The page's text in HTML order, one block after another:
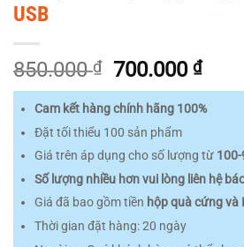
USB
850.000₫
Giá
gốc
là:
850.000 ₫.
700.000₫Giá
hiện
tại
Cam kết hàng chính hãng 100%
Đặt tối thiểu 100 sản phẩm
Giá trên áp dụng cho số lượng từ100-
Số lượng nhiều hơn vui lòng liên hệ
Giá đã bao gồm tiền hộp quà cứng và
Thời gian đặt hàng: 20 ngày